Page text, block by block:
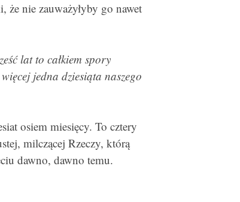
nie zauważyłyby go nawet
lat to całkiem spory
jedna dziesiąta naszego
osiem miesięcy. To cztery
milczącej Rzeczy, którą
dawno, dawno temu.